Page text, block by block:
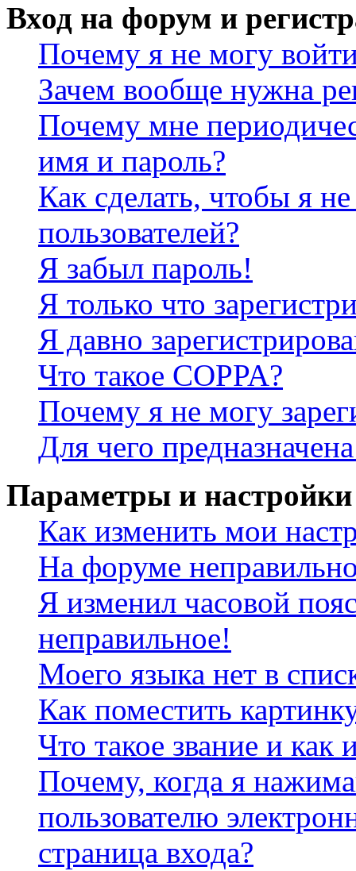
Вход на форум и
Почему я не могу
Зачем вообще нужна
Почему мне
имя и пароль?
Как сделать, чтобы я
пользователей?
Я забыл пароль!
Я только что
Я давно
Что такое COPPA?
Почему я не могу
Для чего
Параметры и настройки
Как изменить мои
На форуме
Я изменил часовой
неправильное!
Моего языка нет в
Как поместить
Что такое звание и как
Почему, когда я
пользователю
страница входа?